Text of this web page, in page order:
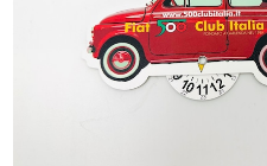
【FIAT500 CLUB ITALIA 】
キングメーター
¥550